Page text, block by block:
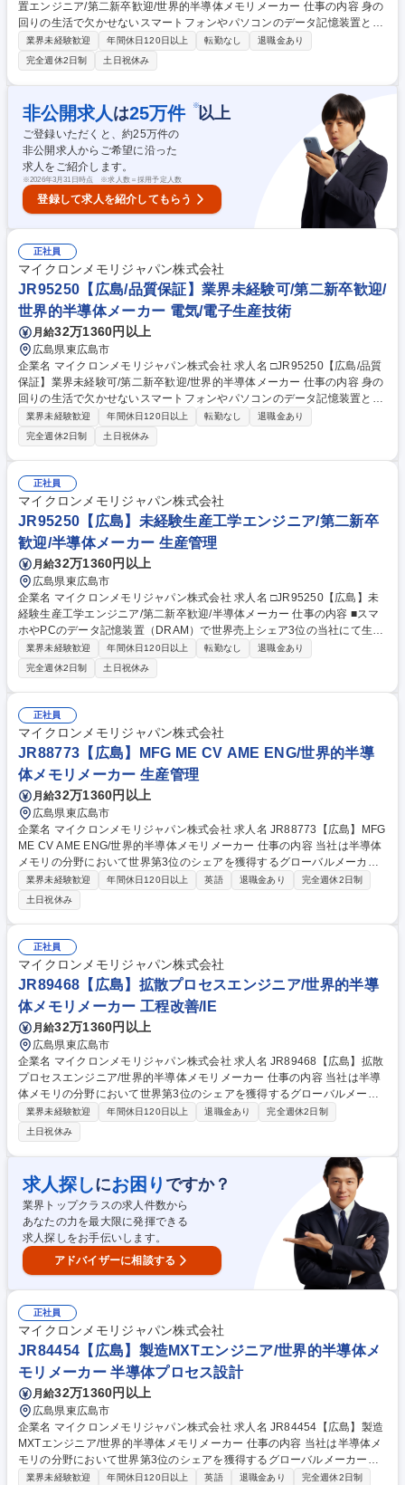
置エンジニア/第二新卒歓迎/世界的半導体メモリメーカー 仕事の内容 身の
回りの生活で欠かせないスマートフォンやパソコンのデータ記憶装置とし
て使用される半導体メモリ（DRAM）の世界売上シェア3位の当社にて、
ご経験に合わせて以下の業務をお任せ致します。 【詳細】装置エンジニ
ア：半導体製造装置の構造・動作の理解を深め、装置の改良や生産性向上
に貢献いただきます。関連部門と協力体制を構築いただき、自身の担当領
域の生産性最大化とサイクルタイム短縮に取り組んでいただき、安定した
品質を維持するための装置状態管理を行います。 【魅力】半導体メモリ
は、今後のIT社会の発展には欠かせず、自身の仕事を通じて世の中の発展
に貢献することができるやりがいがございます。 募集職種 □JR95250
【広島】装置エンジニア/第二新卒歓迎/世界的半導体メモリメーカー
業界未経験歓迎 年間休日120日以上 転勤なし
退職金あり
完全週休2日制
土日祝休み
非公開求人 は25万件 ※以上
ご登録いただくと、約25万件の
非公開求人からご希望に沿った
求人をご紹介します。
※2026年3月31日時点 ※求人数＝採用予定人数
登録して求人を紹介してもらう
正社員
マイクロンメモリジャパン株式会社
JR95250【広島/品質保証】業界未経験可/第二新卒歓迎/
世界的半導体メーカー 電気/電子生産技術
月給32万1360円以上
広島県東広島市
企業名 マイクロンメモリジャパン株式会社 求人名 □JR95250【広島/品質
保証】業界未経験可/第二新卒歓迎/世界的半導体メーカー 仕事の内容 身の
回りの生活で欠かせないスマートフォンやパソコンのデータ記憶装置とし
て使用される半導体メモリ（DRAM）の世界売上シェア3位の当社にて、
ご経験に合わせて以下の業務をお任せ致します。 【詳細】■半導体製造に
おける品質保証に関わる業務。 ■原材料管理、クリーンルーム環境、生産
プロセス、検査システム、出荷テストなど高い品質性が求められる半導体
製造の品質保証業務を担います。 【魅力】半導体メモリは、今後のIT社会
の発展には欠かせず、自身の仕事を通じて世の中の発展に貢献することが
できるやりがいがございます。 募集職種 □JR95250【広島/品質保証】業
界未経験可/第二新卒歓迎/世界的半導体メーカー
業界未経験歓迎 年間休日120日以上 転勤なし
退職金あり
完全週休2日制
土日祝休み
正社員
マイクロンメモリジャパン株式会社
JR95250【広島】未経験生産工学エンジニア/第二新卒
歓迎/半導体メーカー 生産管理
月給32万1360円以上
広島県東広島市
企業名 マイクロンメモリジャパン株式会社 求人名 □JR95250【広島】未
経験生産工学エンジニア/第二新卒歓迎/半導体メーカー 仕事の内容 ■スマ
ホやPCのデータ記憶装置（DRAM）で世界売上シェア3位の当社にて生産
工学エンジニアをお任せ。データ解析を通じて生産計画の立案や改善提案
を行い、工場全体の生産性を高める重要な役割を担います。 【詳細】生産
工学エンジニア：データ解析を通じて生産性を高めるための改善提案や生
産計画の立案をご担当いただきます。最先端半導体メモリの製造において
生産性向上の役割を担う本業務は、当社の中でも重要な役割を担う業務に
なります。 【魅力】半導体メモリは、今後のIT社会の発展には欠かせず、
自身の仕事を通じて世の中の発展に貢献することができるやりがいがござ
います。 募集職種 □JR95250【広島】未経験生産工学エンジニア/第二新
卒歓迎/半導体メーカー
業界未経験歓迎 年間休日120日以上 転勤なし
退職金あり
完全週休2日制
土日祝休み
正社員
マイクロンメモリジャパン株式会社
JR88773【広島】MFG ME CV AME ENG/世界的半導
体メモリメーカー 生産管理
月給32万1360円以上
広島県東広島市
企業名 マイクロンメモリジャパン株式会社 求人名 JR88773【広島】MFG
ME CV AME ENG/世界的半導体メモリメーカー 仕事の内容 当社は半導体
メモリの分野において世界第3位のシェアを獲得するグローバルメーカー
です。今回は、そんな当社のMEエンジニアとして、下記の業務をお任せ
致します。 ■MXT Project Management■WorkstationのMaxOutを実行す
る■関係部門と連携して、Plan通りの安定したShip Out実施を目的とし
て、各BlockのWIP Balance Control及びConstant Operationに向けた生産
管理活動を実施する■BKM 他、生産・Control業務関連システムなどのglo
bal teamと連携をとり、展開に際しサイトShift Team Memberに対して教
育・補佐・継続的改善業務を担う 募集職種 JR88773【広島】MFG ME C
V AME ENG/世界的半導体メモリメーカー
業界未経験歓迎 年間休日120日以上 英語 退職金あり
完全週休2日制
土日祝休み
正社員
マイクロンメモリジャパン株式会社
JR89468【広島】拡散プロセスエンジニア/世界的半導
体メモリメーカー 工程改善/IE
月給32万1360円以上
広島県東広島市
企業名 マイクロンメモリジャパン株式会社 求人名 JR89468【広島】拡散
プロセスエンジニア/世界的半導体メモリメーカー 仕事の内容 当社は半導
体メモリの分野において世界第3位のシェアを獲得するグローバルメーカ
ーです。今回は、そんな当社のF15 HVM PEE 拡散プロセスエンジニアと
して、下記の業務をお任せ致します。 ■プロセス条件および技術を確立
し、改善する■プロセス能力を向上させ、生産コストを削減する■プロセス
管理プロジェクトを立ち上げ、管理する■各種半導体装置のプロセスパラ
メータを設定する■新規設備・材料の評価、導入推進および計画を行う■異
常の分析および改善を実施する 募集職種 JR89468【広島】拡散プロセス
エンジニア/世界的半導体メモリメーカー
業界未経験歓迎 年間休日120日以上 退職金あり
完全週休2日制
土日祝休み
求人探しにお困り ですか？
業界トップクラスの求人件数から
あなたの力を最大限に発揮できる
求人探しをお手伝いします。
アドバイザーに相談する
正社員
マイクロンメモリジャパン株式会社
JR84454【広島】製造MXTエンジニア/世界的半導体メ
モリメーカー 半導体プロセス設計
月給32万1360円以上
広島県東広島市
企業名 マイクロンメモリジャパン株式会社 求人名 JR84454【広島】製造
MXTエンジニア/世界的半導体メモリメーカー 仕事の内容 当社は半導体メ
モリの分野において世界第3位のシェアを獲得するグローバルメーカーで
す。今回は、そんな当社の製造MXTエンジニアとして、下記の業務をお任
業界未経験歓迎 年間休日120日以上 英語 退職金あり
完全週休2日制